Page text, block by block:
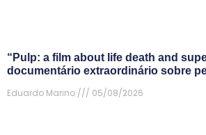
“Pulp: a film about life death and
documentário extraordinário sobre
Eduardo Marino
05/08/2026